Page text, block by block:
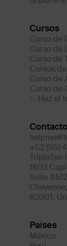
Cursos
Curso de
Curso de
Curso de
Cursos
Curso de
Curso de
✨ Haz
Países
México
Contacto
+52 (55)
TripleTen
1603
Suite
Cheyenne,
82001,